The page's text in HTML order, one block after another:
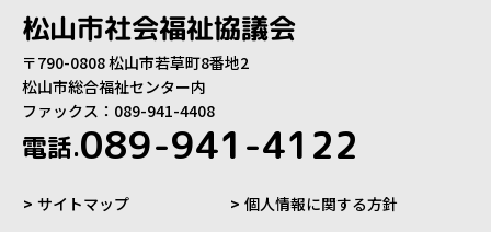
松山市社会福祉協議会
〒790-0808 松山市若草町8番地2
松山市総合福祉センター内
ファックス：089-941-4408
電話.089-941-4122
サイトマップ
個人情報に関する方針